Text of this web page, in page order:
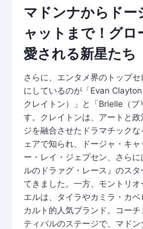
マドンナからドー
ャットまで！グロ
愛される新星たち
さらに、エンタメ界のトップ
にしているのが「Evan Clayton
クレイトン）」と「Brielle（ブ
す。クレイトンは、アートと政
ジを融合させたドラマチックな
ェアで知られ、ドージャ・キャ
ー・レイ・ジェプセン、さら
ルのドラァグ・レース』のスタ
てきました。一方、モントリオ
エルは、タイラやカミラ・カベ
カルト的人気ブランド。コーチ
ティバルのステージで、マドン